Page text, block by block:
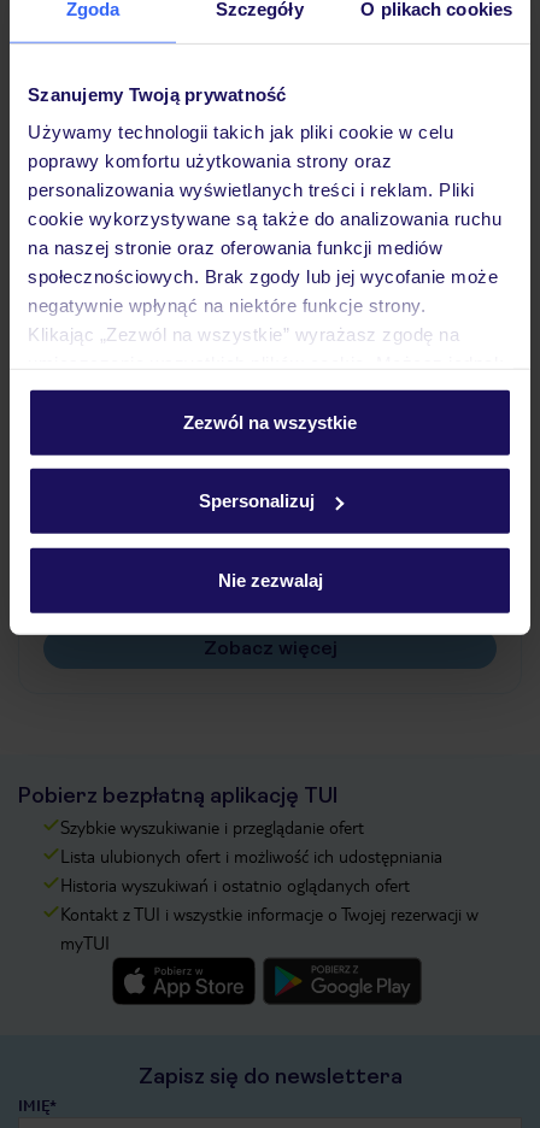
Zgoda Szczegóły O plikach cookies
Szanujemy Twoją prywatność
Używamy technologii takich jak pliki cookie w celu
poprawy komfortu użytkowania strony oraz
personalizowania wyświetlanych treści i reklam. Pliki
cookie wykorzystywane są także do analizowania ruchu
na naszej stronie oraz oferowania funkcji mediów
społecznościowych. Brak zgody lub jej wycofanie może
negatywnie wpłynąć na niektóre funkcje strony.
Klikając „Zezwól na wszystkie” wyrażasz zgodę na
personalizować swój wybór wchodząc w zakładkę
Szczegółowe informacje o plikach cookie znajdziesz
Zezwól na wszystkie
Spersonalizuj
Nie zezwalaj
Hotel
Opinie
Pokoje
Atrakcje
Czy w Hotelu będzie przedstawiciel TUI?
Na jakiej podstawie i gdzie otrzymam karty
Zobacz więcej
Pobierz bezpłatną aplikację TUI
Szybkie wyszukiwanie i przeglądanie ofert
Lista ulubionych ofert i możliwość ich udostępniania
Historia wyszukiwań i ostatnio oglądanych ofert
Kontakt z TUI i wszystkie informacje o Twojej rezerwacji w
myTUI
Zapisz się do newslettera
IMIĘ*